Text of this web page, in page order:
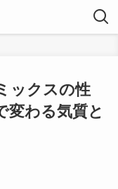
ックスの性
変わる気質と